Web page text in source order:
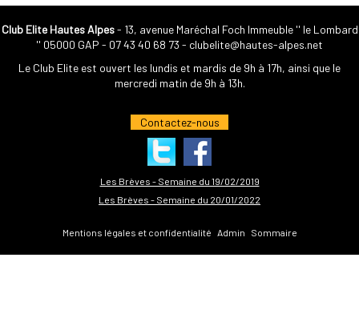
Club Elite Hautes Alpes- 13, avenue Maréchal Foch Immeuble '' le Lombard
'' 05000 GAP - 07 43 40 68 73 - clubelite@hautes-alpes.net
Le Club Elite est ouvert les lundis et mardis de 9h à 17h, ainsi que le
mercredi matin de 9h à 13h.
Contactez-nous
Les Brèves - Semaine du 19/02/2019
Les Brèves - Semaine du 20/01/2022
Mentions légales et confidentialité Admin Sommaire